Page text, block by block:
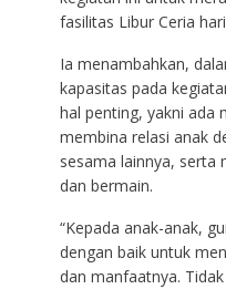
fasilitas Libur Ceria
Ia menambahkan,
kapasitas pada
hal penting, yakni ada
membina relasi anak
sesama lainnya, serta
dan bermain.
“Kepada anak-anak,
dengan baik untuk
dan manfaatnya.